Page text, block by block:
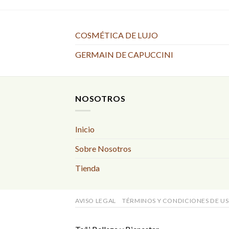
COSMÉTICA DE LUJO
GERMAIN DE CAPUCCINI
NOSOTROS
Inicio
Sobre Nosotros
Tienda
AVISO LEGAL TÉRMINOS Y CONDICIONES DE